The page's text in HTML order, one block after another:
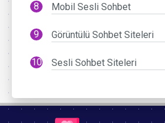
Mobil Sesli Sohbet
Görüntülü Sohbet Siteleri
Sesli Sohbet Siteleri